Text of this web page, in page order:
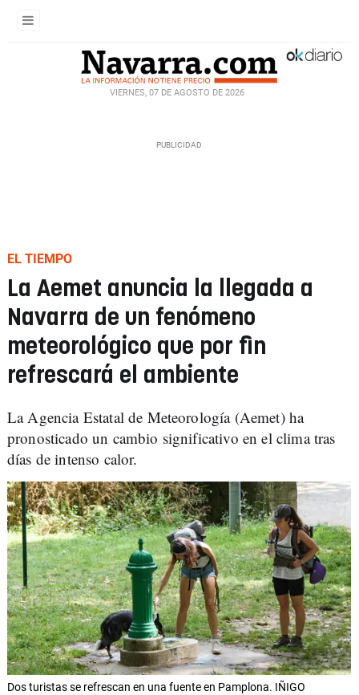
VIERNES, 07 DE AGOSTO DE 2026
EL TIEMPO
La Aemet anuncia la llegada a
Navarra de un fenómeno
meteorológico que por fin
refrescará el ambiente
La Agencia Estatal de Meteorología (Aemet) ha
pronosticado un cambio significativo en el clima tras
días de intenso calor.
Dos turistas se refrescan en una fuente en Pamplona. IÑIGO